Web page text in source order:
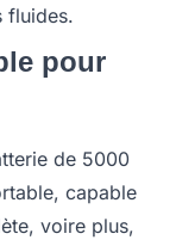
fluides.
pour
de 5000
capable
voire plus,